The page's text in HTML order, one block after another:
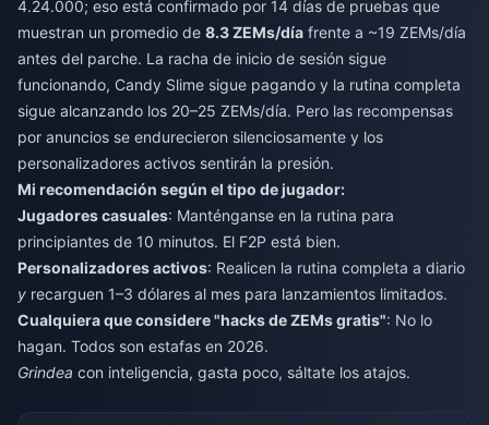
4.24.000; eso está confirmado por 14 días de pruebas que
muestran un promedio de 8.3 ZEMs/día frente a ~19 ZEMs/día
antes del parche. La racha de inicio de sesión sigue
funcionando, Candy Slime sigue pagando y la rutina completa
sigue alcanzando los 20–25 ZEMs/día. Pero las recompensas
por anuncios se endurecieron silenciosamente y los
personalizadores activos sentirán la presión.
Mi recomendación según el tipo de jugador:
Jugadores casuales: Manténganse en la rutina para
principiantes de 10 minutos. El F2P está bien.
Personalizadores activos: Realicen la rutina completa a diario
y recarguen 1–3 dólares al mes para lanzamientos limitados.
Cualquiera que considere "hacks de ZEMs gratis": No lo
hagan. Todos son estafas en 2026.
Grindea con inteligencia, gasta poco, sáltate los atajos.